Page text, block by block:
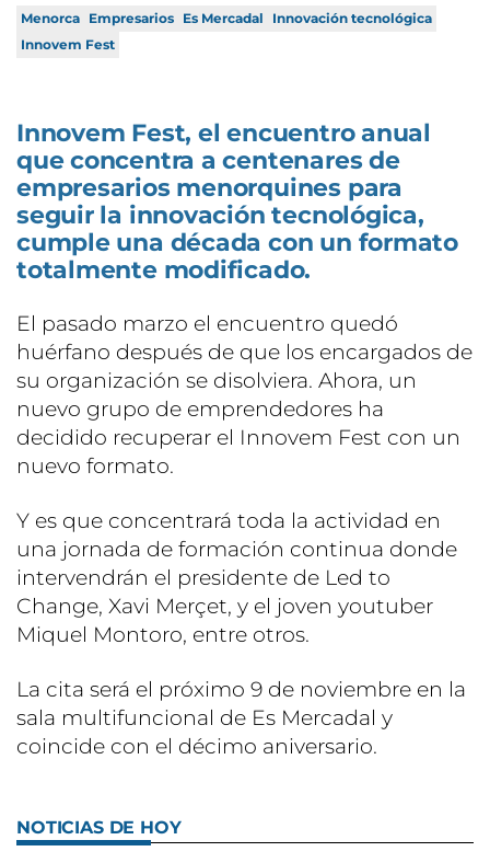
Menorca Empresarios Es Mercadal
Innovación tecnológica
Innovem Fest
Innovem Fest, el encuentro anual
que concentra a centenares de
empresarios menorquines para
seguir la innovación tecnológica,
cumple una década con un formato
totalmente modificado.
El pasado marzo el encuentro quedó
huérfano después de que los encargados de
su organización se disolviera. Ahora, un
nuevo grupo de emprendedores ha
decidido recuperar el Innovem Fest con un
nuevo formato.
Y es que concentrará toda la actividad en
una jornada de formación continua donde
intervendrán el presidente de Led to
Change, Xavi Merçet, y el joven youtuber
Miquel Montoro, entre otros.
La cita será el próximo 9 de noviembre en la
sala multifuncional de Es Mercadal y
coincide con el décimo aniversario.
NOTICIAS DE HOY